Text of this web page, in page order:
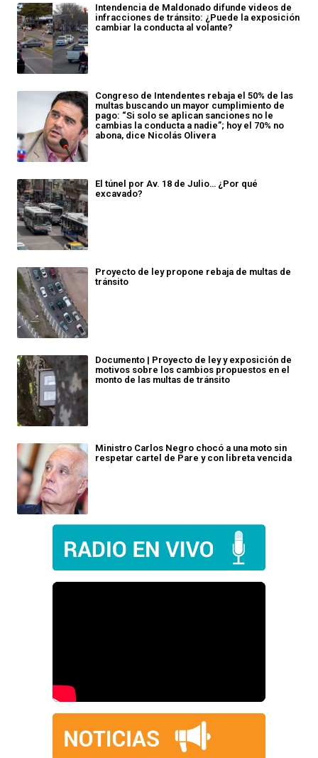
Intendencia de Maldonado difunde videos de
infracciones de tránsito: ¿Puede la exposición
cambiar la conducta al volante?
Congreso de Intendentes rebaja el 50% de las
multas buscando un mayor cumplimiento de
pago: “Si solo se aplican sanciones no le
cambias la conducta a nadie”; hoy el 70% no
abona, dice Nicolás Olivera
El túnel por Av. 18 de Julio… ¿Por qué
excavado?
Proyecto de ley propone rebaja de multas de
tránsito
Documento | Proyecto de ley y exposición de
motivos sobre los cambios propuestos en el
monto de las multas de tránsito
Ministro Carlos Negro chocó a una moto sin
respetar cartel de Pare y con libreta vencida